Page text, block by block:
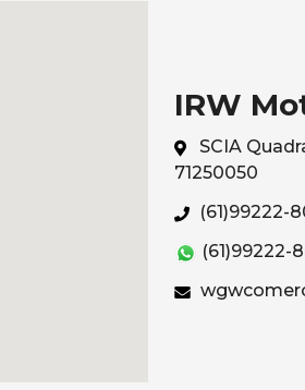
IRW
SCIA
71250050
(61)99222-
(61)99222-